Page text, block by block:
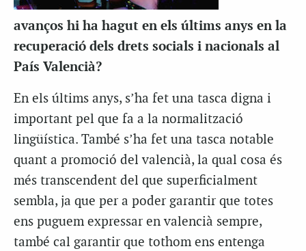
avanços hi ha hagut en els últims anys en la
recuperació dels drets socials i nacionals al
País Valencià?
En els últims anys, s’ha fet una tasca digna i
important pel que fa a la normalització
lingüística. També s’ha fet una tasca notable
quant a promoció del valencià, la qual cosa és
més transcendent del que superficialment
sembla, ja que per a poder garantir que totes
ens puguem expressar en valencià sempre,
també cal garantir que tothom ens entenga